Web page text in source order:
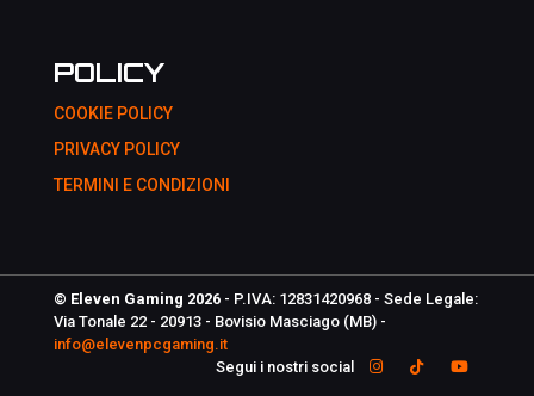
POLICY
COOKIE POLICY
PRIVACY POLICY
TERMINI E CONDIZIONI
© Eleven Gaming 2026 - P.IVA: 12831420968 - Sede Legale:
Via Tonale 22 - 20913 - Bovisio Masciago (MB) -
info@elevenpcgaming.it
Segui i nostri social